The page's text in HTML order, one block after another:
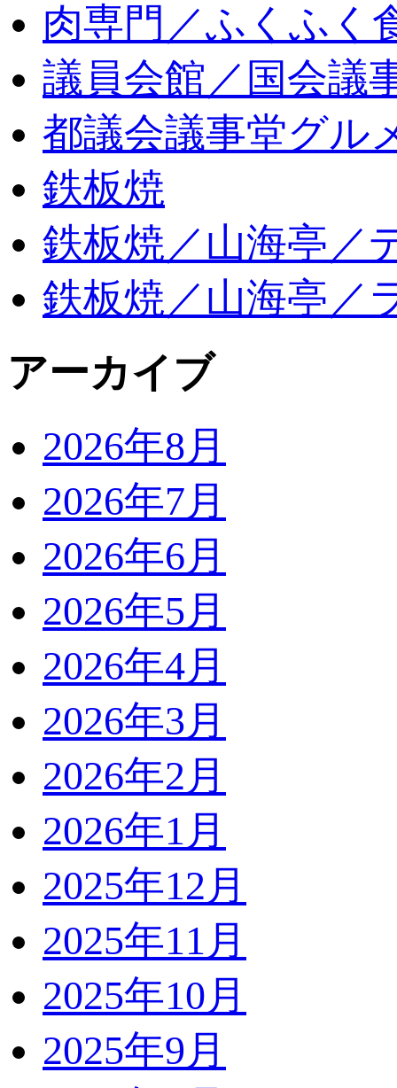
肉専門／ふくふく
議員会館／国会議
都議会議事堂グル
鉄板焼
鉄板焼／山海亭／
鉄板焼／山海亭／
アーカイブ
2026年8月
2026年7月
2026年6月
2026年5月
2026年4月
2026年3月
2026年2月
2026年1月
2025年12月
2025年11月
2025年10月
2025年9月